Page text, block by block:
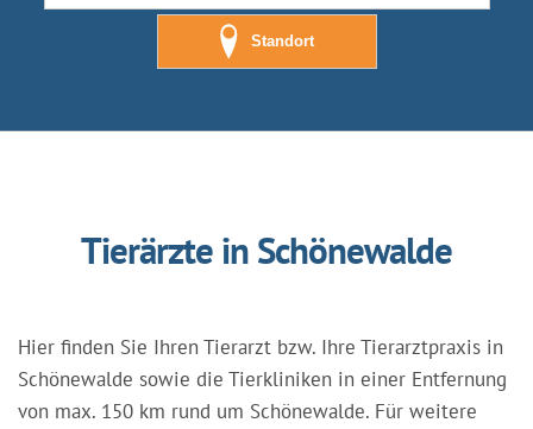
Standort
Tierärzte in Schönewalde
Hier finden Sie Ihren Tierarzt bzw. Ihre Tierarztpraxis in
Schönewalde sowie die Tierkliniken in einer Entfernung
von max. 150 km rund um Schönewalde. Für weitere